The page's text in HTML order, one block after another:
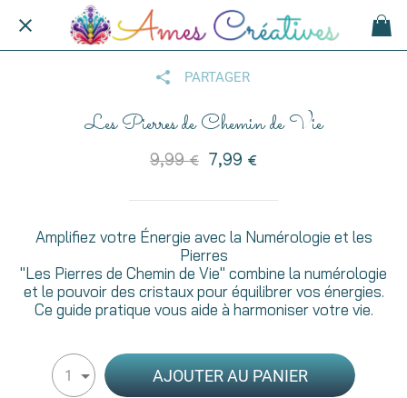
PARTAGER
Les Pierres de Chemin de Vie
9,99 € 7,99 €
Amplifiez votre Énergie avec la Numérologie et les
Pierres
"Les Pierres de Chemin de Vie" combine la numérologie
et le pouvoir des cristaux pour équilibrer vos énergies.
Ce guide pratique vous aide à harmoniser votre vie.
1 AJOUTER AU PANIER